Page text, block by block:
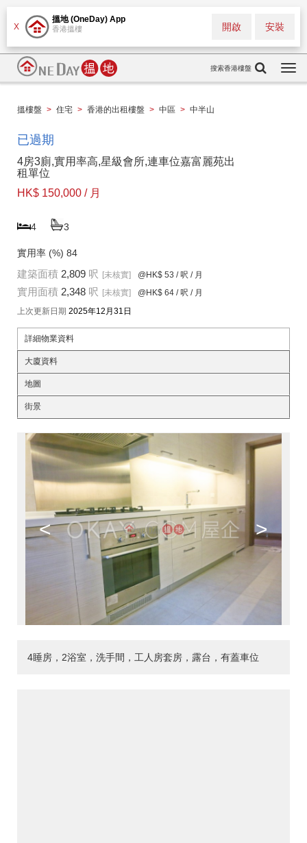
X
搵地 (OneDay) App
香港搵樓 安裝
開啟
搜索香港樓盤
搵樓盤 > 住宅 > 香港的出租樓盤 > 中區 > 中半山
已過期
4房3廁,實用率高,星級會所,連車位嘉富麗苑出
租單位
HK$ 150,000 / 月
4 3
實用率 (%) 84
建築面積 2,809 呎 [未核實] @HK$ 53 / 呎 / 月
實用面積 2,348 呎 [未核實] @HK$ 64 / 呎 / 月
上次更新日期 2025年12月31日
詳細物業資料
大廈資料
地圖
街景
< >
4睡房，2浴室，洗手間，工人房套房，露台，有蓋車位